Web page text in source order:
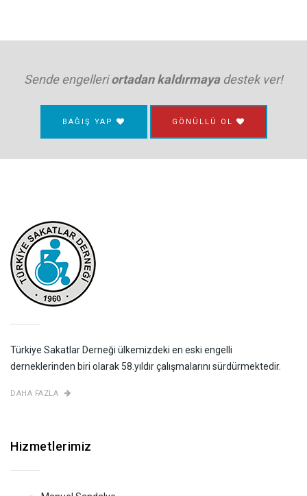
Sende engelleriortadan kaldırmayadestek ver!
BAĞIŞ YAP GÖNÜLLÜ OL
Türkiye Sakatlar Derneği ülkemizdeki en eski engelli
derneklerinden biri olarak 58.yıldır çalışmalarını sürdürmektedir.
DAHA FAZLA
Hizmetlerimiz